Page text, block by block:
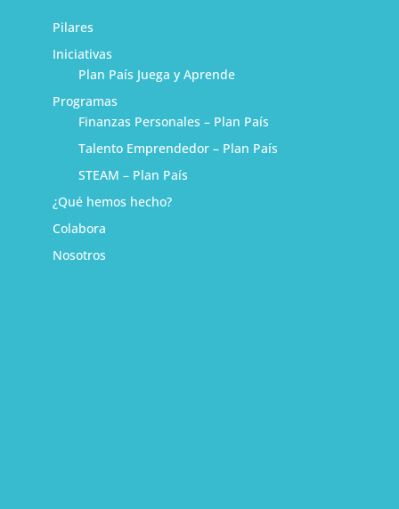
Pilares
Iniciativas
Plan País Juega y Aprende
Programas
Finanzas Personales – Plan País
Talento Emprendedor – Plan País
STEAM – Plan País
¿Qué hemos hecho?
Colabora
Nosotros